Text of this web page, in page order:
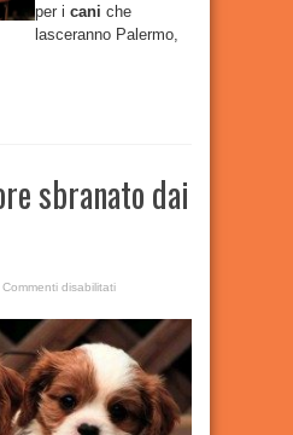
per i cani che
lasceranno Palermo,
sbranato dai
Commenti disabilitatisu
sbranato
suoi
cani